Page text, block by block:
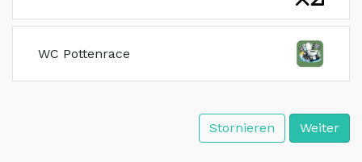
WC Pottenrace
Stornieren Weiter